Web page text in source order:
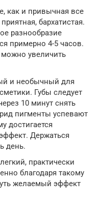
как и привычная все
бархатистая.
разнообразие
примерно 4-5 часов.
увеличить
и необычный для
Губы следует
10 минут снять
пигменты успевают
достигается
Держаться
день.
практически
благодаря такому
желаемый эффект